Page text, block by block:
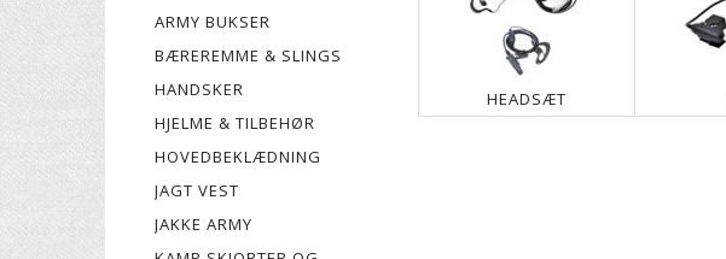
ARMY BUKSER
BÆREREMME & SLINGS
HANDSKER
HJELME & TILBEHØR
HOVEDBEKLÆDNING
JAGT VEST
JAKKE ARMY
HEADSÆT